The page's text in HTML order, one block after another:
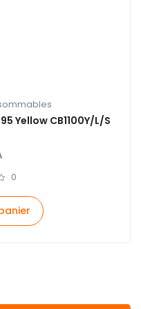
Yellow CB1100Y/L/S
0